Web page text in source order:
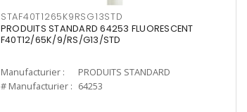
STAF40T1265K9RSG13STD
PRODUITS STANDARD 64253 FLUORESCENT
F40T12/65K/9/RS/G13/STD
Manufacturier :
PRODUITS STANDARD
# Manufacturier : 64253